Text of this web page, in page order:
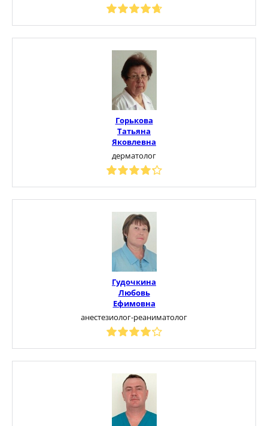
Горькова
Татьяна
Яковлевна
дерматолог
Гудочкина
Любовь
Ефимовна
анестезиолог-реаниматолог